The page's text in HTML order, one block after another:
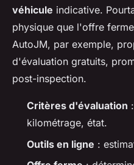
véhicule indicative.
physique que l'offre
AutoJM, par exemple,
d'évaluation gratuits,
post-inspection.
Critères d'évaluation
kilométrage, état.
Outils en ligne :